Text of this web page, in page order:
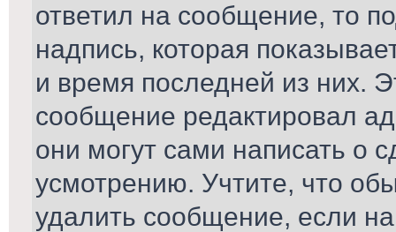
ответил на сообщение, то
надпись, которая
и время последней из них.
сообщение редактировал
они могут сами написать о
усмотрению. Учтите, что
удалить сообщение, если на